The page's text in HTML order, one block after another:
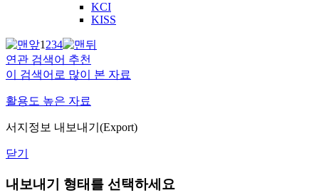
KCI
KISS
1234
연관 검색어 추천
이 검색어로 많이 본 자료
활용도 높은 자료
서지정보 내보내기(Export)
닫기
내보내기 형태를 선택하세요